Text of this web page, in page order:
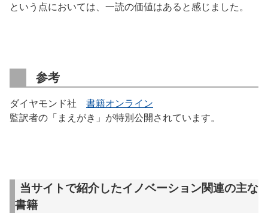
という点においては、一読の価値はあると感じました。
参考
ダイヤモンド社 書籍オンライン
監訳者の「まえがき」が特別公開されています。
当サイトで紹介したイノベーション関連の主な
書籍